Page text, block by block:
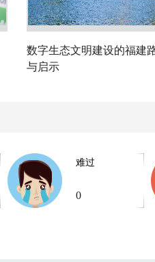
数字生态文明建设的福建
与启示
难过
0